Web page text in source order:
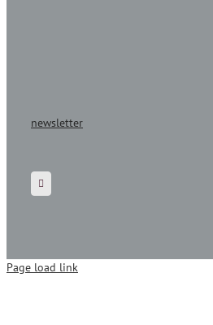
newsletter
Page load link